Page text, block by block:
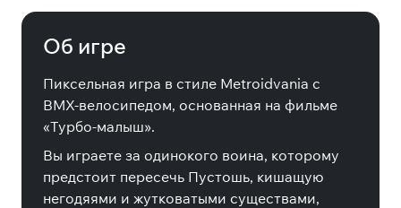
Об игре
Пиксельная игра в стиле Metroidvania с
BMX-велосипедом, основанная на фильме
«Турбо-малыш».
Вы играете за одинокого воина, которому
предстоит пересечь Пустошь, кишащую
негодяями и жутковатыми существами,